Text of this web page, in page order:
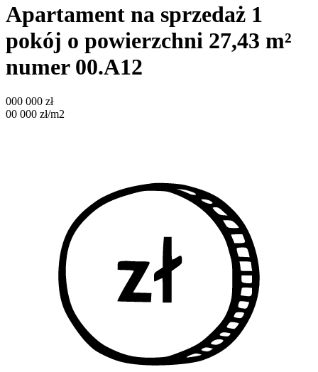
Apartament na sprzedaż 1
pokój o powierzchni 27,43 m²
numer 00.A12
000 000 zł
00 000 zł/m2